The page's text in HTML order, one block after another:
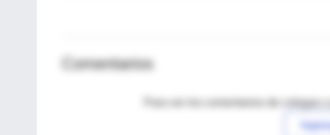
Comentarios
Para ver los comentarios de colegas